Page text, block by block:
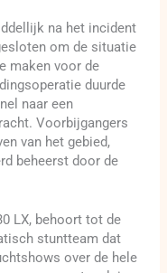
na het incident
om de situatie
maken voor de
duurde
naar een
Voorbijgangers
van het gebied,
beheerst door de
LX, behoort tot de
stuntteam dat
over de hele